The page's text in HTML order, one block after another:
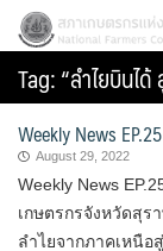
Skip
content
สภาเกษตรกรแห่
Tag:“ลำไยบินไ
Weekly News
August 29, 2022
Weekly News
เกษตรกรจังหวัดสุร
ลำไยจากภาคเหนือ